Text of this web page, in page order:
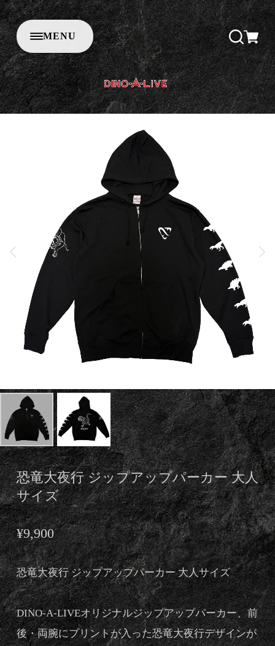
MENU
恐竜大夜行 ジップアップパーカー 大人
サイズ
¥9,900
恐竜大夜行 ジップアップパーカー 大人サイズ
DINO-A-LIVEオリジナルジップアップパーカー、前
後・両腕にプリントが入った恐竜大夜行デザインが